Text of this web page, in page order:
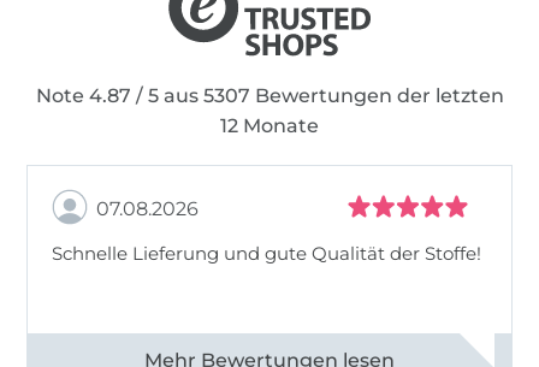
Note 4.87 / 5 aus 5307 Bewertungen der letzten
12 Monate
07.08.2026
Schnelle Lieferung und gute Qualität der Stoffe!
Alle 82968 Bewertungen ansehen